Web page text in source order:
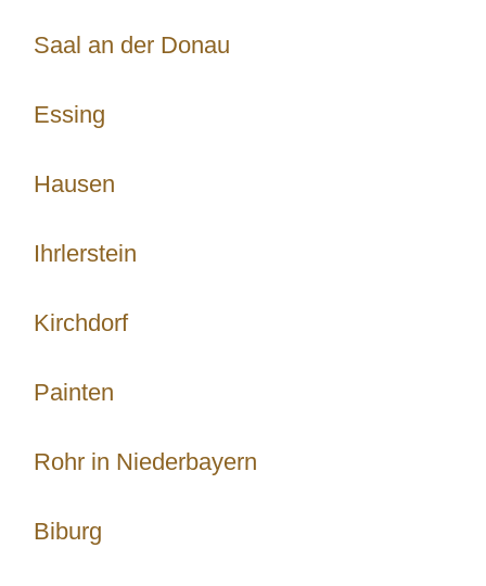
Saal an der Donau
Essing
Hausen
Ihrlerstein
Kirchdorf
Painten
Rohr in Niederbayern
Biburg